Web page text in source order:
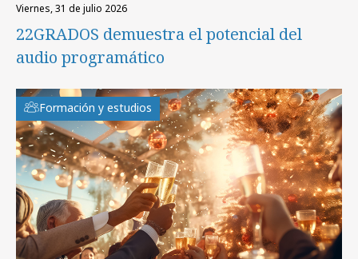
viernes, 31 de julio 2026
22GRADOS demuestra el potencial del
audio programático
Formación y estudios